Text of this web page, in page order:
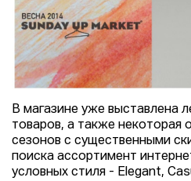
В магазине уже выставлена
товаров, а также
сезонов с существенными
поиска ассортимент
условных стиля - Elegant,